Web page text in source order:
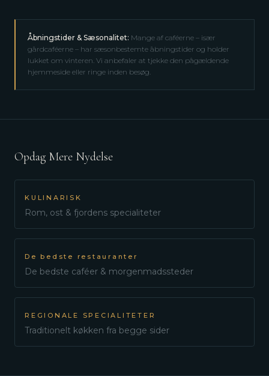
Åbningstider & Sæsonalitet: Mange af caféerne – især
gårdcaféerne – har sæsonbestemte åbningstider og holder
lukket om vinteren. Vi anbefaler at tjekke den pågældende
hjemmeside eller ringe inden besøg.
Opdag Mere Nydelse
KULINARISK
Rom, ost & fjordens specialiteter
De bedste restauranter
De bedste caféer & morgenmadssteder
REGIONALE SPECIALITETER
Traditionelt køkken fra begge sider